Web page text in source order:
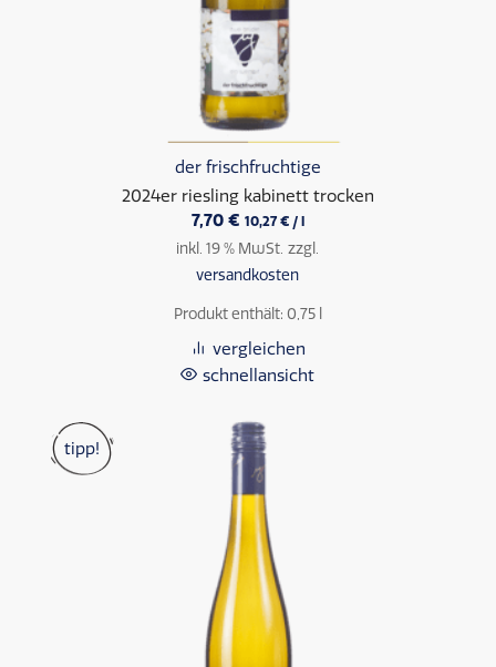
der frischfruchtige
2024er riesling kabinett trocken
7,70 € 10,27 €/ l
inkl. 19 % MwSt. zzgl.
versandkosten
Produkt enthält: 0,75
vergleichen
schnellansicht
tipp!